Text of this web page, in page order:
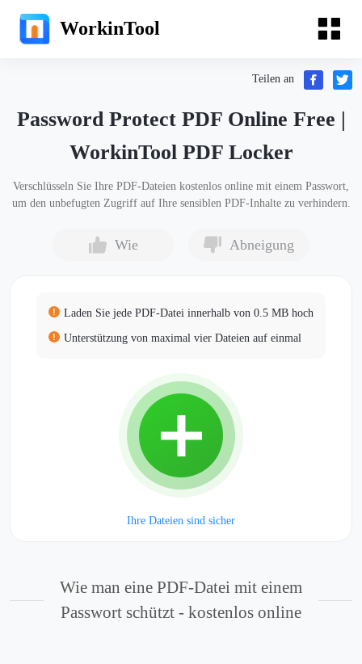
WorkinTool
Teilen an
Password Protect PDF Online Free |
WorkinTool PDF Locker
Verschlüsseln Sie Ihre PDF-Dateien kostenlos online mit einem Passwort,
um den unbefugten Zugriff auf Ihre sensiblen PDF-Inhalte zu verhindern.
Wie Abneigung
Laden Sie jede PDF-Datei innerhalb von 0.5 MB hoch
Unterstützung von maximal vier Dateien auf einmal
Ihre Dateien sind sicher
Wie man eine PDF-Datei mit einem
Passwort schützt - kostenlos online